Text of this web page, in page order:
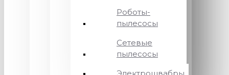
Роботы-
пылесосы
Сетевые
пылесосы